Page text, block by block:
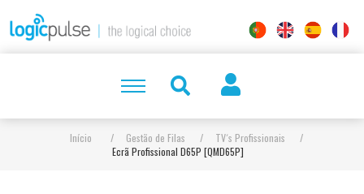
Início / Gestão de Filas / TV´s Profissionais
/
Ecrã Profissional D65P [QMD65P]